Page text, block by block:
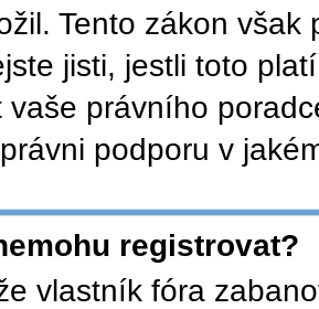
Tento zákon
jisti, jestli toto
vaše právního
podporu v
registrovat?
vlastník fóra